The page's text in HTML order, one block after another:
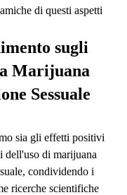
di questi aspetti
sugli
Marijuana
Sessuale
sia gli effetti positivi
dell'uso di marijuana
condividendo i
ricerche scientifiche